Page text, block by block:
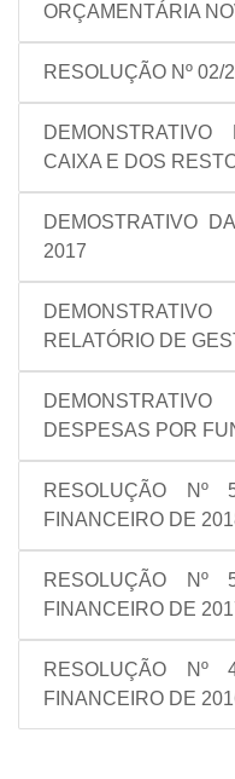
ORÇAMENTÁRIA
RESOLUÇÃO Nº 02/
CAIXA E DOS
DEMOSTRATIVO
2017
RELATÓRIO DE
DESPESAS POR
RESOLUÇÃO Nº
FINANCEIRO DE
RESOLUÇÃO Nº
FINANCEIRO DE
RESOLUÇÃO Nº
FINANCEIRO DE